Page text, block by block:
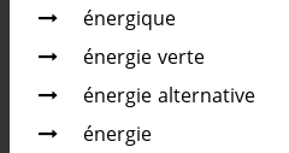
énergique
énergie verte
énergie alternative
énergie